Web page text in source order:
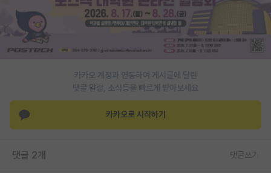
장학금/장학생 게시판
학술 정보 게시판
유학교육
반도체 아카데미
카카오 계정과 연동하여 게시글에 달린
댓글 알람, 소식등을 빠르게 받아보세요
카카오로 시작하기
댓글 2개 댓글쓰기